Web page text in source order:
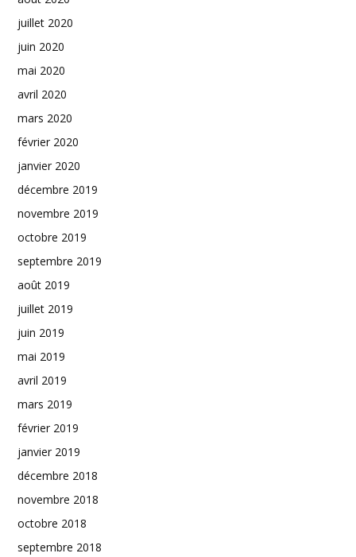
juillet 2020
juin 2020
mai 2020
avril 2020
mars 2020
février 2020
janvier 2020
décembre 2019
novembre 2019
octobre 2019
septembre 2019
août 2019
juillet 2019
juin 2019
mai 2019
avril 2019
mars 2019
février 2019
janvier 2019
décembre 2018
novembre 2018
octobre 2018
septembre 2018